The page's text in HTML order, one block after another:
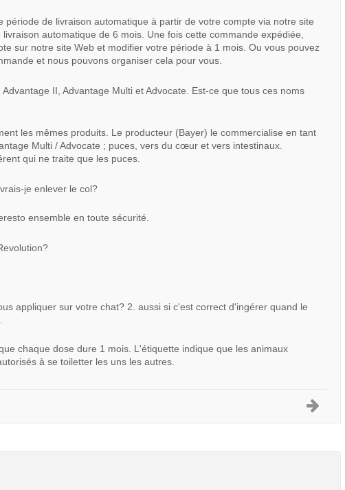
période de livraison automatique à partir de votre compte via notre site
automatique de 6 mois. Une fois cette commande expédiée,
sur notre site Web et modifier votre période à 1 mois. Ou vous pouvez
et nous pouvons organiser cela pour vous.
II, Advantage Multi et Advocate. Est-ce que tous ces noms
les mêmes produits. Le producteur (Bayer) le commercialise en tant
Multi / Advocate ; puces, vers du cœur et vers intestinaux.
qui ne traite que les puces.
je enlever le col?
ensemble en toute sécurité.
appliquer sur votre chat? 2. aussi si c'est correct d'ingérer quand le
chaque dose dure 1 mois. L'étiquette indique que les animaux
à se toiletter les uns les autres.